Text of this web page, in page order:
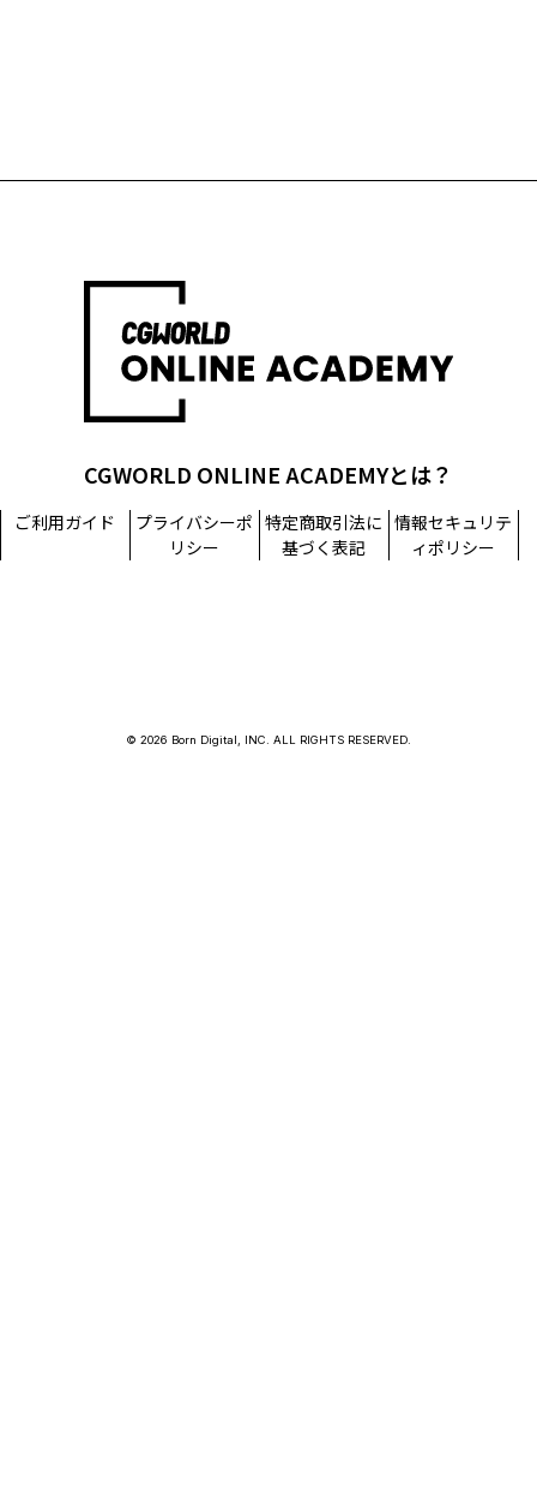
CGWORLD ONLINE ACADEMYとは？
ご利用ガイド
プライバシーポ
リシー
特定商取引法に
基づく表記
情報セキュリテ
ィポリシー
© 2026 Born Digital, INC. ALL RIGHTS RESERVED.